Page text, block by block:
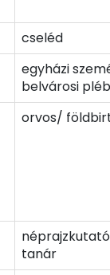
cseléd
egyházi
belvárosi
orvos/
tanár